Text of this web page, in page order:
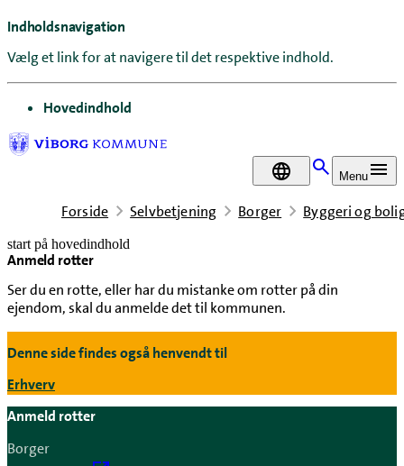
Indholdsnavigation
Vælg et link for at navigere til det respektive indhold.
gå til
Hovedindhold
DA Menu
Forside Selvbetjening Borger Byggeri og
start på hovedindhold
Anmeld rotter
Ser du en rotte, eller har du mistanke om rotter på din
ejendom, skal du anmelde det til kommunen.
senest opdateret 7. juli 2026
Denne side findes også henvendt til
Erhverv
Anmeld rotter
Borger